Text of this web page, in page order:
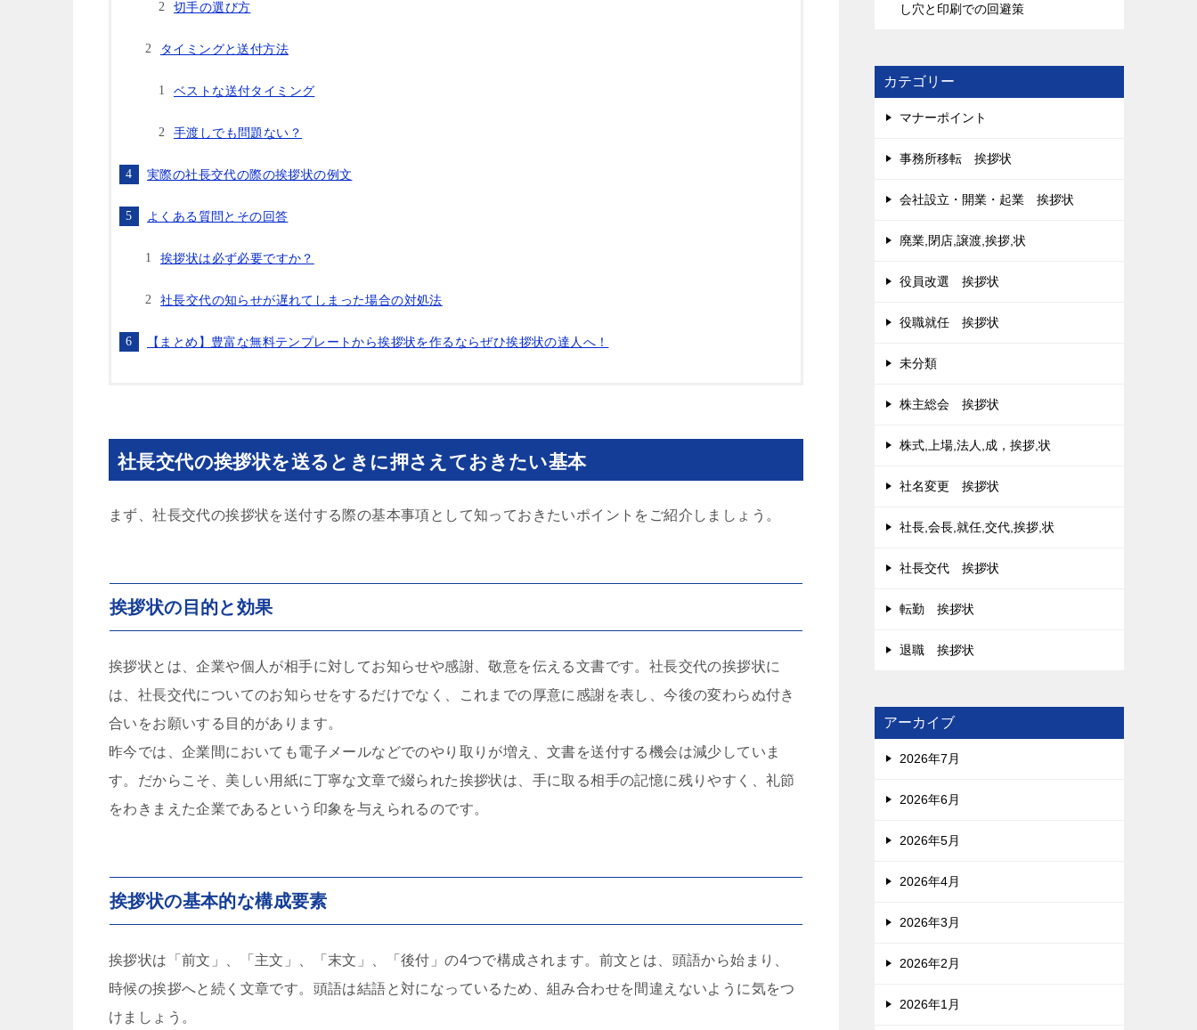
切手の選び方
タイミングと送付方法
ベストな送付タイミング
手渡しでも問題ない？
実際の社長交代の際の挨拶状の例文
よくある質問とその回答
挨拶状は必ず必要ですか？
社長交代の知らせが遅れてしまった場合の対処法
【まとめ】豊富な無料テンプレートから挨拶状を作るならぜひ挨拶状の達人へ！
社長交代の挨拶状を送るときに押さえておきたい基本
まず、社長交代の挨拶状を送付する際の基本事項として知っておきたいポイントをご紹介しましょう。
挨拶状の目的と効果
挨拶状とは、企業や個人が相手に対してお知らせや感謝、敬意を伝える文書です。社長交代の挨拶状に
は、社長交代についてのお知らせをするだけでなく、これまでの厚意に感謝を表し、今後の変わらぬ付き
合いをお願いする目的があります。
昨今では、企業間においても電子メールなどでのやり取りが増え、文書を送付する機会は減少していま
す。だからこそ、美しい用紙に丁寧な文章で綴られた挨拶状は、手に取る相手の記憶に残りやすく、礼節
をわきまえた企業であるという印象を与えられるのです。
挨拶状の基本的な構成要素
挨拶状は「前文」、「主文」、「末文」、「後付」の4つで構成されます。前文とは、頭語から始まり、
時候の挨拶へと続く文章です。頭語は結語と対になっているため、組み合わせを間違えないように気をつ
けましょう。
し穴と印刷での回避策
カテゴリー
マナーポイント
事務所移転 挨拶状
会社設立・開業・起業 挨拶状
廃業,閉店,譲渡,挨拶,状
役員改選 挨拶状
役職就任 挨拶状
未分類
株主総会 挨拶状
株式,上場,法人,成，挨拶,状
社名変更 挨拶状
社長,会長,就任,交代,挨拶,状
社長交代 挨拶状
転勤 挨拶状
退職 挨拶状
アーカイブ
2026年7月
2026年6月
2026年5月
2026年4月
2026年3月
2026年2月
2026年1月